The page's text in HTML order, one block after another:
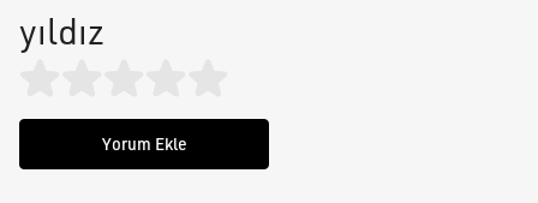
yıldız
Yorum Ekle